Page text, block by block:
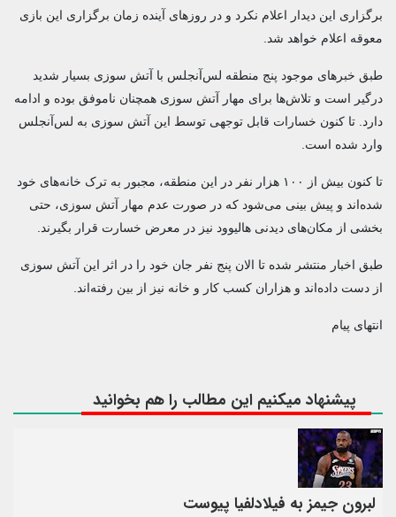
برگزاری این دیدار اعلام نکرد و در روزهای آینده زمان برگزاری این بازی
معوقه اعلام خواهد شد.
طبق خبرهای موجود پنج منطقه لس‌آنجلس با آتش سوزی بسیار شدید
درگیر است و تلاش‌ها برای مهار آتش سوزی همچنان ناموفق بوده و ادامه
دارد. تا کنون خسارات قابل توجهی توسط این آتش سوزی به لس‌آنجلس
وارد شده است.
تا کنون بیش از ۱۰۰ هزار نفر در این منطقه، مجبور به ترک خانه‌های خود
شده‌اند و پیش بینی می‌شود که در صورت عدم مهار آتش سوزی، حتی
بخشی از مکان‌های دیدنی هالیوود نیز در معرض خسارت قرار بگیرند.
طبق اخبار منتشر شده تا الان پنج نفر جان خود را در اثر این آتش سوزی
از دست داده‌اند و هزاران کسب کار و خانه نیز از بین رفته‌اند.
انتهای پیام
پیشنهاد میکنیم این مطالب را هم بخوانید
لبرون جیمز به فیلادلفیا پیوست